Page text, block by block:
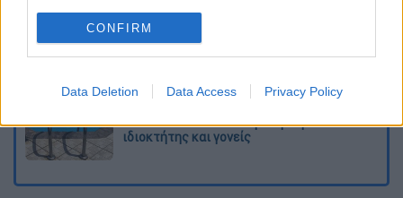
I want to allow Google to enable storage
related to security, including authentication
user protection.
CONFIRM
Data Deletion Data Access Privacy Policy
Συναγερμός από τον ΕΦΕΤ: Ανακαλείται
σε πισίνα beach bar - Προσήχθησαν
ιδιοκτήτης και γονείς